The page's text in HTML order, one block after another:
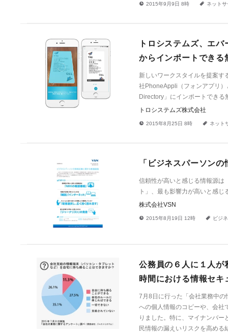
! 2015年9月9日 8時 a ネット
トロシステムズ、エ
からインポートでき
新しいワークスタイルを提案す
社PhoneAppli（フォンアプリ
Directory」にインポートでき
トロシステムズ株式会社
! 2015年8月25日 8時 a ネット
「ビジネスパーソン
信頼性が高いと感じる情報源は
ト」、最も影響力が高いと感
株式会社VSN
! 2015年8月19日 12時 a ビジ
公務員の６人に１人が
時間における情報セ
7月8日に行った「会社業務中
への個人情報のコピーや、会社
りました。特に、マイナンバ
民情報の漏えいリスクを高め